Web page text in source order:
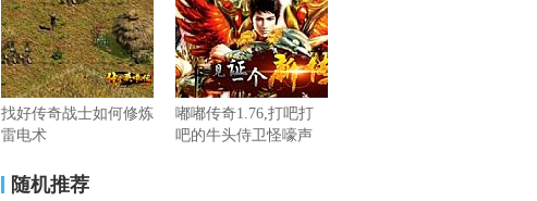
找好传奇战士如何修炼
雷电术
嘟嘟传奇1.76,打吧打
吧的牛头侍卫怪嚎声
随机推荐